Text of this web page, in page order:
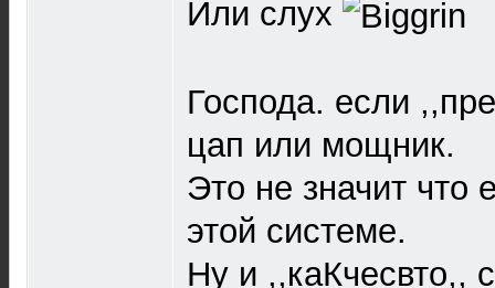
Или слух
Господа. если
цап или мощник.
Это не значит что
этой системе.
Ну и ,,каКчесвто,,